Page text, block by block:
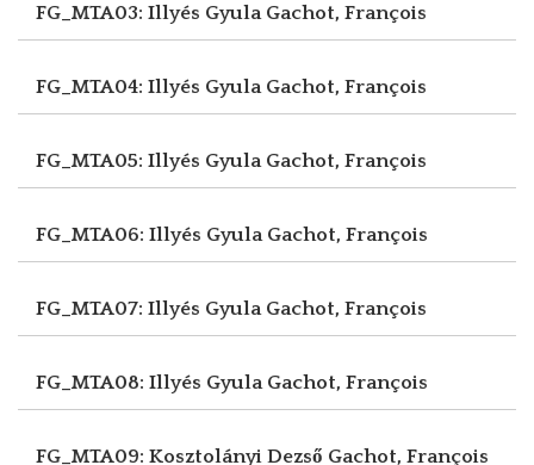
FG_MTA03: Illyés Gyula Gachot, François
FG_MTA04: Illyés Gyula Gachot, François
FG_MTA05: Illyés Gyula Gachot, François
FG_MTA06: Illyés Gyula Gachot, François
FG_MTA07: Illyés Gyula Gachot, François
FG_MTA08: Illyés Gyula Gachot, François
FG_MTA09: Kosztolányi Dezső Gachot, François